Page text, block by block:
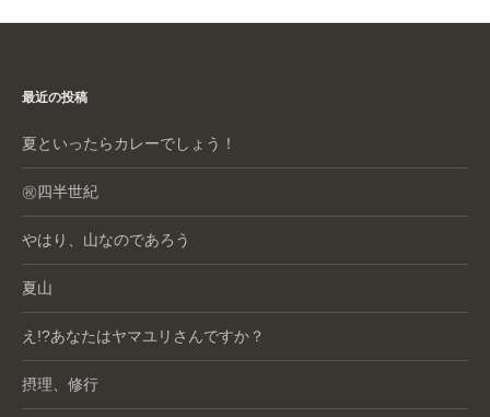
最近の投稿
夏といったらカレーでしょう！
㊗️四半世紀
やはり、山なのであろう
夏山
え!?あなたはヤマユリさんですか？
摂理、修行